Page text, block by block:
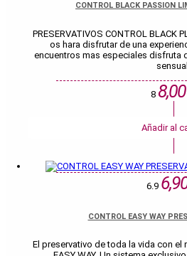
CONTROL BLACK PASSION
PRESERVATIVOS CONTROL BLACK
os hara disfrutar de una
encuentros mas especiales disfruta
8
Añadir al
6.9
CONTROL EASY WAY
El preservativo de toda la vida con